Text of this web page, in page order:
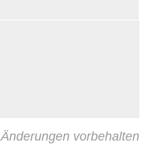
Änderungen vorbehalten